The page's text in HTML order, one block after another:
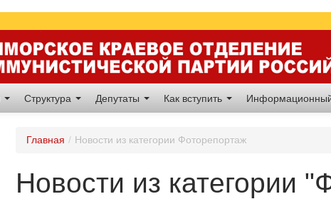
Структура Депутаты Как вступить
Главная / Новости из категории Фоторепортаж
Новости из категории